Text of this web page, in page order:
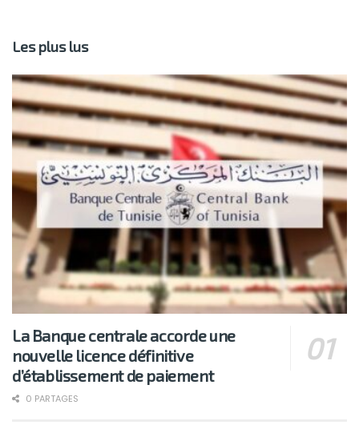
Les plus lus
La Banque centrale accorde une
nouvelle licence définitive
d’établissement de paiement
0 PARTAGES